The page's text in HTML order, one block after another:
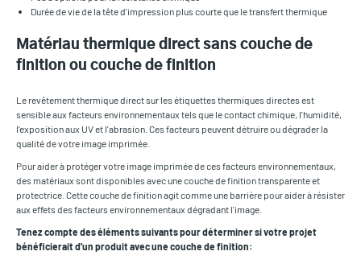
Durée de vie de la tête d'impression plus courte que le transfert thermique
Matériau thermique direct sans couche de
finition ou couche de finition
Le revêtement thermique direct sur les étiquettes thermiques directes est
sensible aux facteurs environnementaux tels que le contact chimique, l'humidité,
l'exposition aux UV et l'abrasion. Ces facteurs peuvent détruire ou dégrader la
qualité de votre image imprimée.
Pour aider à protéger votre image imprimée de ces facteurs environnementaux,
des matériaux sont disponibles avec une couche de finition transparente et
protectrice. Cette couche de finition agit comme une barrière pour aider à résister
aux effets des facteurs environnementaux dégradant l'image.
Tenez compte des éléments suivants pour déterminer si votre projet
bénéficierait d'un produit avec une couche de finition: